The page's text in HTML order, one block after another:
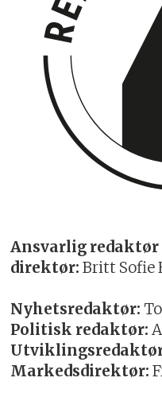
Ansvarlig
direktør: Britt Sofie
Nyhetsredaktør:
Politisk redaktør:
Markedsdirektør: